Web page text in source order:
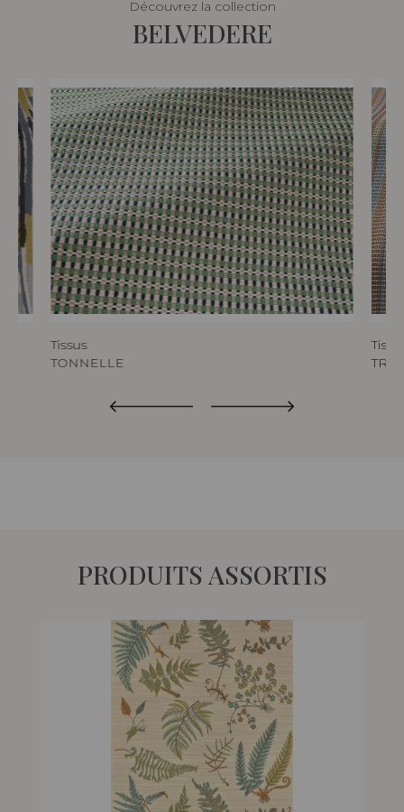
Découvrez la collection
BELVEDERE
Tissus
TONNELLE
PRODUITS ASSORTIS